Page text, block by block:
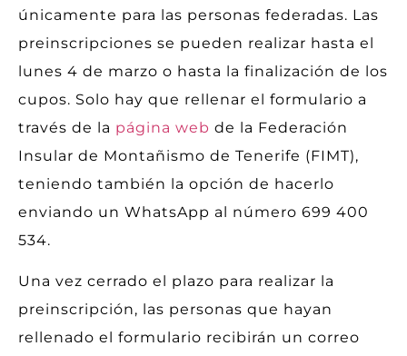
únicamente para las personas federadas. Las
preinscripciones se pueden realizar hasta el
lunes 4 de marzo o hasta la finalización de los
cupos. Solo hay que rellenar el formulario a
través de la página web de la Federación
Insular de Montañismo de Tenerife (FIMT),
teniendo también la opción de hacerlo
enviando un WhatsApp al número 699 400
534.
Una vez cerrado el plazo para realizar la
preinscripción, las personas que hayan
rellenado el formulario recibirán un correo